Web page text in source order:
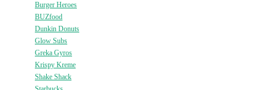
Burger Heroes
BUZfood
Dunkin Donuts
Glow Subs
Greka Gyros
Krispy Kreme
Shake Shack